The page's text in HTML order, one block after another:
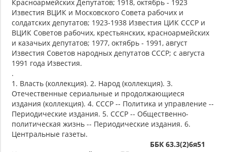
Красноармейских Депутатов; 1918, октябрь - 1923
Известия ВЦИК и Московского Совета рабочих и
солдатских депутатов; 1923-1938 Известия ЦИК СССР и
ВЦИК Советов рабочих, крестьянских, красноармейских
и казачьих депутатов; 1977, октябрь - 1991, август
Известия Советов народных депутатов СССР; с августа
1991 года Известия.
.
1. Власть (коллекция). 2. Народ (коллекция). 3.
Отечественные сериальные и продолжающиеся
издания (коллекция). 4. СССР -- Политика и управление --
Периодические издания. 5. СССР -- Общественно-
политическая жизнь -- Периодические издания. 6.
Центральные газеты.
ББК 63.3(2)6я51